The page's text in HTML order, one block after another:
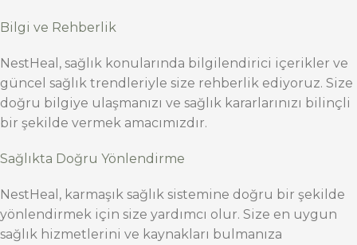
Bilgi ve Rehberlik
NestHeal, sağlık konularında bilgilendirici içerikler ve
güncel sağlık trendleriyle size rehberlik ediyoruz. Size
doğru bilgiye ulaşmanızı ve sağlık kararlarınızı bilinçli
bir şekilde vermek amacımızdır.
Sağlıkta Doğru Yönlendirme
NestHeal, karmaşık sağlık sistemine doğru bir şekilde
yönlendirmek için size yardımcı olur. Size en uygun
sağlık hizmetlerini ve kaynakları bulmanıza